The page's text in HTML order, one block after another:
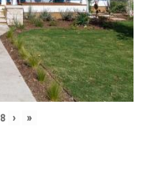
8 › »